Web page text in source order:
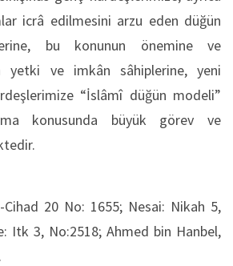
icrâ edilmesini arzu eden düğün
bu konunun önemine ve
yetki ve imkân sâhiplerine, yeni
“İslâmî düğün modeli”
konusunda büyük görev ve
Cihad 20 No: 1655; Nesai: Nikah 5,
Itk 3, No:2518; Ahmed bin Hanbel,